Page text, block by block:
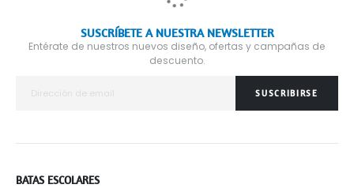
SUSCRÍBETE A NUESTRA NEWSLETTER
Entérate de nuestros nuevos diseño, ofertas y campañas de
descuento.
SUSCRIBIRSE
BATAS ESCOLARES